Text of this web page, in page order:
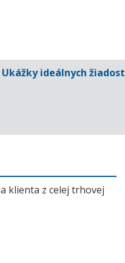
Ukážky ideálnych
klienta z celej trhovej